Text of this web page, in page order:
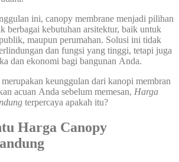
ini, canopy membrane menjadi pilihan
berbagai kebutuhan arsitektur, baik untuk
maupun perumahan. Solusi ini tidak
dan fungsi yang tinggi, tetapi juga
dan ekonomi bagi bangunan Anda.
keunggulan dari kanopi membran
acuan Anda sebelum memesan, Harga
terpercaya apakah itu?
Harga Canopy